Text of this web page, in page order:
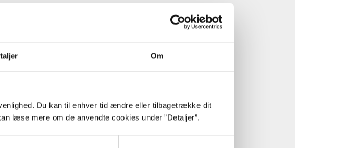
Om
Du kan til enhver tid ændre eller tilbagetrække dit
læse mere om de anvendte cookies under ”Detaljer”.
stilles nemlig til rådighed af en tredjepart.